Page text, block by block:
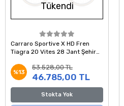
Tükendi
Carraro Sportive X HD Fren
Tiagra 20 Vites 28 Jant Şehir
54 Kadro
%13
53.528,00 TL
46.785,00 TL
Stokta Yok